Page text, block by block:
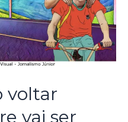
voltar
vai ser